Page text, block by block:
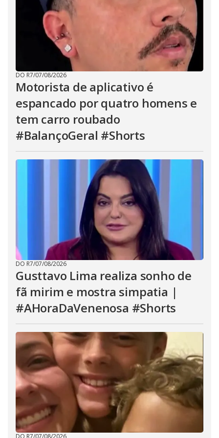
DO R7/07/08/2026
Motorista de aplicativo é
espancado por quatro homens e
tem carro roubado
#BalançoGeral #Shorts
DO R7/07/08/2026
Gusttavo Lima realiza sonho de
fã mirim e mostra simpatia |
#AHoraDaVenenosa #Shorts
DO R7/07/08/2026